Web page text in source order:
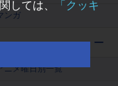
ンガ
ニメ曜日別一覧
しては、
「クッキ